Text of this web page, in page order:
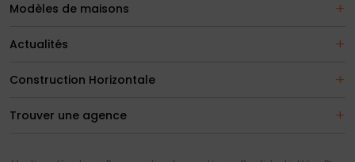
Modèles de maisons
Actualités
Construction Horizontale
Trouver une agence